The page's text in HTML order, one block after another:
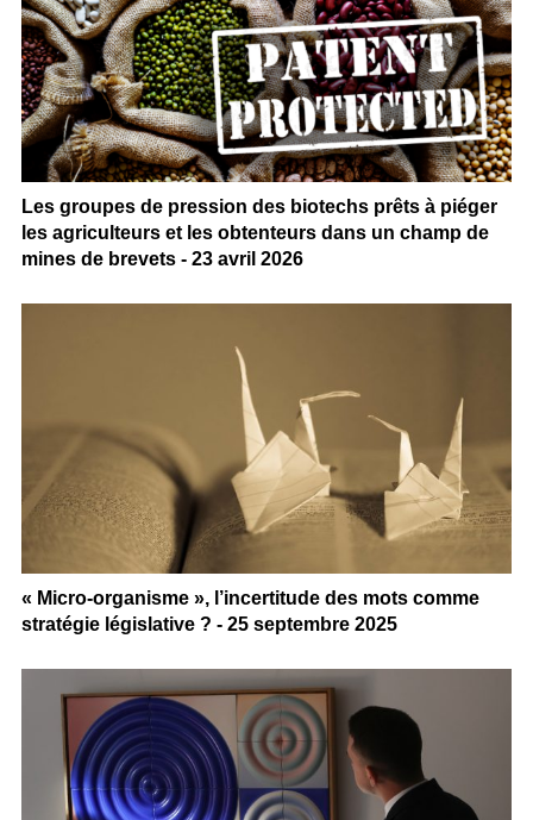
Les groupes de pression des biotechs prêts à piéger
les agriculteurs et les obtenteurs dans un champ de
mines de brevets - 23 avril 2026
« Micro-organisme », l’incertitude des mots comme
stratégie législative ? - 25 septembre 2025